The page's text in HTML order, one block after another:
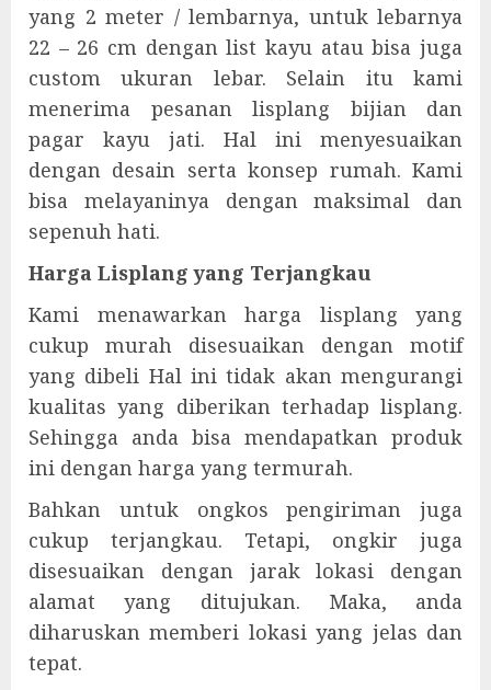
yang 2 meter / lembarnya, untuk lebarnya
22 – 26 cm dengan list kayu atau bisa juga
custom ukuran lebar. Selain itu kami
menerima pesanan lisplang bijian dan
pagar kayu jati. Hal ini menyesuaikan
dengan desain serta konsep rumah. Kami
bisa melayaninya dengan maksimal dan
sepenuh hati.
Harga Lisplang yang Terjangkau
Kami menawarkan harga lisplang yang
cukup murah disesuaikan dengan motif
yang dibeli Hal ini tidak akan mengurangi
kualitas yang diberikan terhadap lisplang.
Sehingga anda bisa mendapatkan produk
ini dengan harga yang termurah.
Bahkan untuk ongkos pengiriman juga
cukup terjangkau. Tetapi, ongkir juga
disesuaikan dengan jarak lokasi dengan
alamat yang ditujukan. Maka, anda
diharuskan memberi lokasi yang jelas dan
tepat.